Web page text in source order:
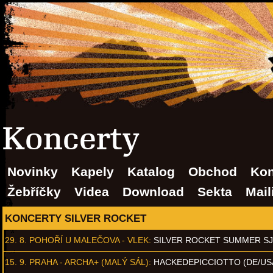
Koncerty
Novinky Kapely Katalog Obchod
Žebříčky
Videa Download Sekta
KONCERTY SILVER ROCKET
29. 8. POHOŘÍ U MALEČOVA - VLEK: SILVER ROCKET SUMMER
15. 9. PRAHA - ARCHA+ (MALÝ SÁL): HACKEDEPICCIOTTO (DE/